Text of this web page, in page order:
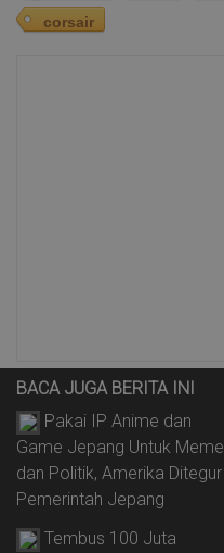
corsair
BACA JUGA BERITA INI
Pakai IP Anime dan
Game Jepang Untuk Meme
dan Politik, Amerika Ditegur
Pemerintah Jepang
Tembus 100 Juta